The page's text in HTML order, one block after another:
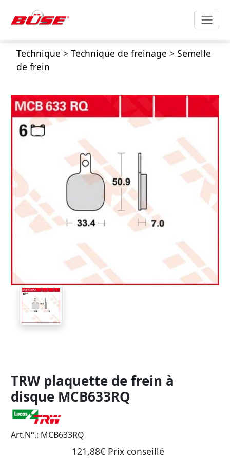
Technique > Technique de freinage > Semelle
de frein
TRW plaquette de frein à
disque MCB633RQ
Art.N°.: MCB633RQ
121,88€ Prix ​​conseillé